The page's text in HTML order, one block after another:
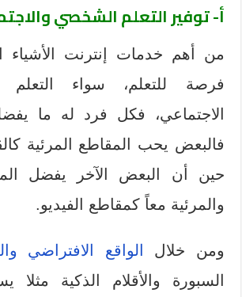
أ- توفير التعلم الشخصي
من أهم خدمات إنترنت الأشياء
فرصة للتعلم، سواء
الاجتماعي، فكل فرد له ما
فالبعض يحب المقاطع المرئية
حين أن البعض الآخر يفضل
والمرئية معاً كمقاطع الفيديو.
ومن خلال الواقع الافتراضي
السبورة والأقلام الذكية مثلا